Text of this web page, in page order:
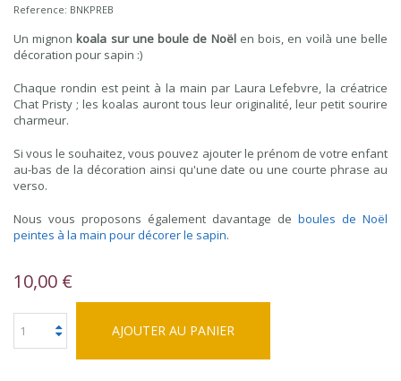
Reference: BNKPREB
Un mignonkoala sur une boule de Noëlen bois, en voilà une belle
décoration pour sapin :)
Chaque rondin est peint à la main par Laura Lefebvre, la créatrice
Chat Pristy ; les koalas auront tous leur originalité, leur petit sourire
charmeur.
Si vous le souhaitez, vous pouvez ajouter le prénom de votre enfant
au-bas de la décoration ainsi qu'une date ou une courte phrase au
verso.
Nous vous proposons également davantage de boules de Noël
peintes à la main pour décorer le sapin.
10,00 €
AJOUTER AU PANIER